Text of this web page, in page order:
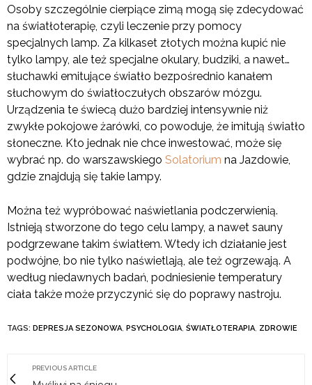
Osoby szczególnie cierpiące zimą mogą się zdecydować
na światłoterapię, czyli leczenie przy pomocy
specjalnych lamp. Za kilkaset złotych można kupić nie
tylko lampy, ale też specjalne okulary, budziki, a nawet…
słuchawki emitujące światło bezpośrednio kanałem
słuchowym do światłoczułych obszarów mózgu.
Urządzenia te świecą dużo bardziej intensywnie niż
zwykłe pokojowe żarówki, co powoduje, że imitują światło
słoneczne. Kto jednak nie chce inwestować, może się
wybrać np. do warszawskiego Solatorium na Jazdowie,
gdzie znajdują się takie lampy.
Można też wypróbować naświetlania podczerwienią.
Istnieją stworzone do tego celu lampy, a nawet sauny
podgrzewane takim światłem. Wtedy ich działanie jest
podwójne, bo nie tylko naświetlają, ale też ogrzewają. A
według niedawnych badań, podniesienie temperatury
ciała także może przyczynić się do poprawy nastroju.
TAGS: DEPRESJA SEZONOWA, PSYCHOLOGIA, ŚWIATŁOTERAPIA, ZDROWIE
PREVIOUS ARTICLE